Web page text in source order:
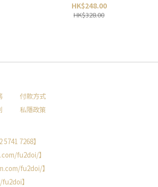
HK$248.00
HK$328.00
付款方式
私隱政策
7268】
fu2doi/】
fu2doi/】
】